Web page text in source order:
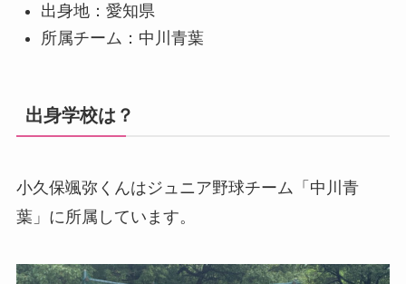
出身地：愛知県
所属チーム：中川青葉
出身学校は？
小久保颯弥くんはジュニア野球チーム「中川青
葉」に所属しています。